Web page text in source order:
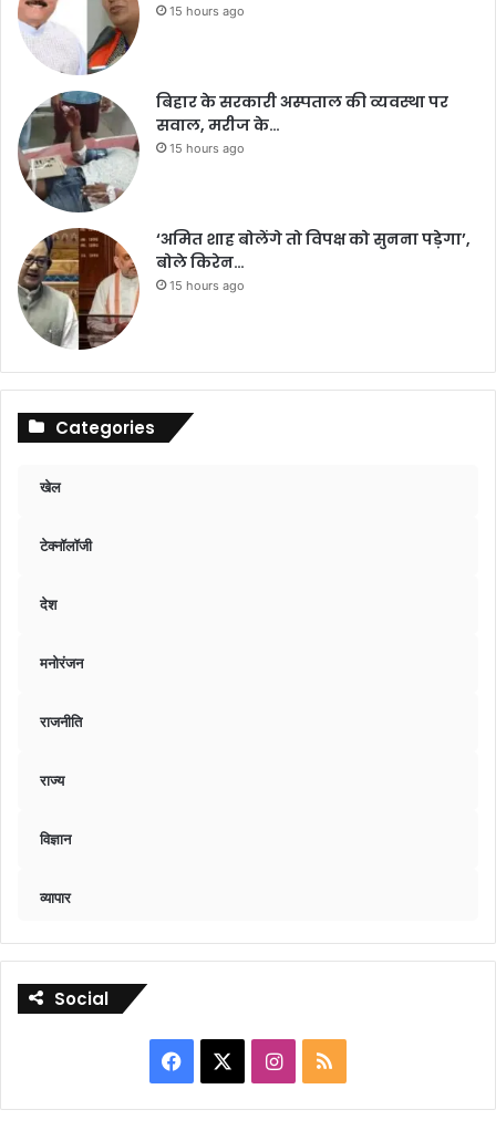
15 hours ago
बिहार के सरकारी अस्पताल की व्यवस्था पर
सवाल, मरीज के…
15 hours ago
‘अमित शाह बोलेंगे तो विपक्ष को सुनना पड़ेगा’,
बोले किरेन…
15 hours ago
Categories
खेल
टेक्नॉलॉजी
देश
मनोरंजन
राजनीति
राज्य
विज्ञान
व्यापार
Social
Facebook Instagram
RSS